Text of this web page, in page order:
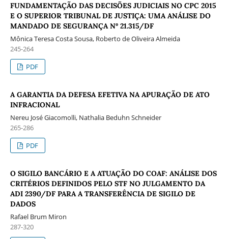
FUNDAMENTAÇÃO DAS DECISÕES JUDICIAIS NO CPC 2015
E O SUPERIOR TRIBUNAL DE JUSTIÇA: UMA ANÁLISE DO
MANDADO DE SEGURANÇA Nº 21.315/DF
Mônica Teresa Costa Sousa, Roberto de Oliveira Almeida
245-264
PDF
A GARANTIA DA DEFESA EFETIVA NA APURAÇÃO DE ATO
INFRACIONAL
Nereu José Giacomolli, Nathalia Beduhn Schneider
265-286
PDF
O SIGILO BANCÁRIO E A ATUAÇÃO DO COAF: ANÁLISE DOS
CRITÉRIOS DEFINIDOS PELO STF NO JULGAMENTO DA
ADI 2390/DF PARA A TRANSFERÊNCIA DE SIGILO DE
DADOS
Rafael Brum Miron
287-320